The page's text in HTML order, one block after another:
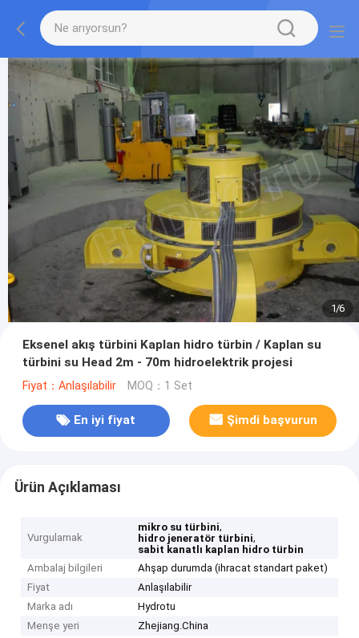
1/6
Eksenel akış türbini Kaplan hidro türbin / Kaplan su
türbini su Head 2m - 70m hidroelektrik projesi
Fiyat：Anlaşılabilir MOQ：1 Set
En iyi fiyat Şimdi başvurun
Ürün Açıklaması
Vurgulamak
mikro su türbini,
hidro jeneratör türbini,
sabit kanatlı kaplan hidro türbin
Ambalaj bilgileri
Ahşap durumda (ihracat standart paket)
Fiyat
Anlaşılabilir
Marka adı
Hydrotu
Menşe yeri
Zhejiang.China